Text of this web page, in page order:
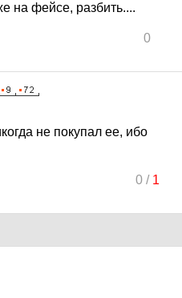
на фейсе, разбить....
0
не покупал ее, ибо
0/ 1